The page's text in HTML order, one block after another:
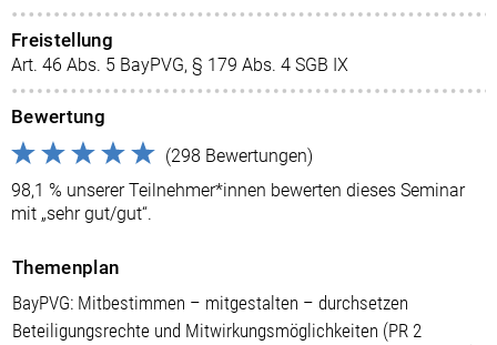
Freistellung
Art. 46 Abs. 5 BayPVG, § 179 Abs. 4 SGB IX
Bewertung
(298 Bewertungen)
98,1 % unserer Teilnehmer*innen bewerten dieses Seminar
mit „sehr gut/gut“.
Themenplan
BayPVG: Mitbestimmen – mitgestalten – durchsetzen
Beteiligungsrechte und Mitwirkungsmöglichkeiten (PR 2